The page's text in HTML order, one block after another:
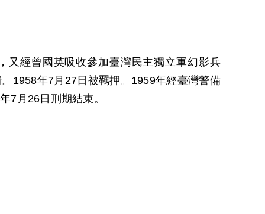
又經曾國英吸收參加臺灣民主獨立軍幻影兵
1958年7月27日被羈押。1959年經臺灣警備
7月26日刑期結束。
家屬於2001年7月再次提出申請，2002年2